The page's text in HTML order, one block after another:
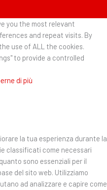
you the most relevant
and repeat visits. By
use of ALL the cookies.
to provide a controlled
di più
la tua esperienza durante la
classificati come necessari
sono essenziali per il
del sito web. Utilizziamo
ad analizzare e capire come